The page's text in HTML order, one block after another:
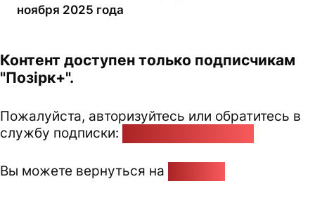
ноября 2025 года
Контент доступен только подписчикам
"Позірк+".
Пожалуйста, авторизуйтесь или обратитесь в
службу подписки:
Вы можете вернуться на